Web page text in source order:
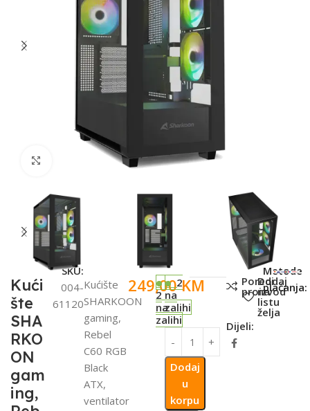
Click to enlarge
Kući
šte
SHA
RKO
ON
gam
ing,
SKU:
004-
61120
Kućište
SHARKOON
gaming,
Rebel
C60 RGB
Black
ATX,
ventilator
249,00KM
2
na
zalihi
2
na
zalihi
Dodaj
u
korpu
Poredi
proizvod
Dodaj
na
listu
želja
Dijeli:
Metode
plaćanja: